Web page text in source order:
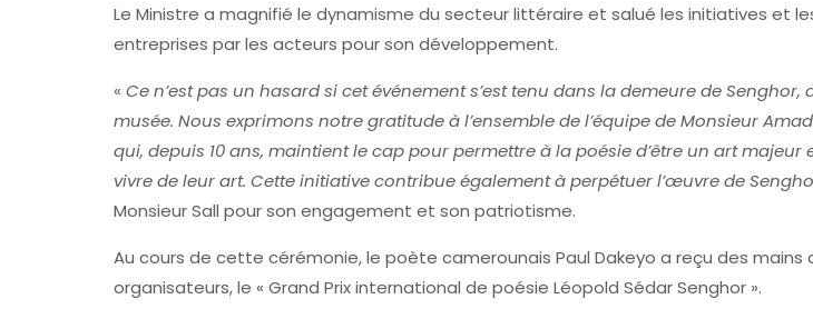
Le Ministre a magnifié le dynamisme du secteur littéraire et salué les initiatives et
entreprises par les acteurs pour son développement.
« Ce n’est pas un hasard si cet événement s’est tenu dans la demeure de Senghor,
musée. Nous exprimons notre gratitude à l’ensemble de l’équipe de Monsieur
qui, depuis 10 ans, maintient le cap pour permettre à la poésie d’être un art majeur
vivre de leur art. Cette initiative contribue également à perpétuer l’œuvre de
Monsieur Sall pour son engagement et son patriotisme.
Au cours de cette cérémonie, le poète camerounais Paul Dakeyo a reçu des mains
organisateurs, le « Grand Prix international de poésie Léopold Sédar Senghor ».